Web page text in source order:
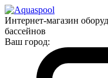
Интернет-магазин
бассейнов
Ваш город: